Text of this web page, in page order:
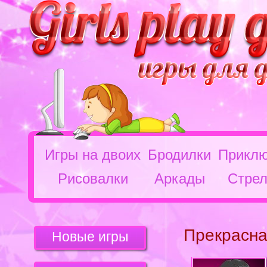
Игры на двоих Бродилки
Рисовалки
Аркады
Новые игры